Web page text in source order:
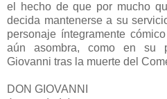
el hecho de que por mucho
decida mantenerse a su
personaje íntegramente
aún asombra, como en su
Giovanni tras la muerte del
DON GIOVANNI